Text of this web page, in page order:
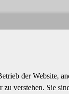
für intensive
und
Das Ergebnis:
der Website,
verstehen. Sie